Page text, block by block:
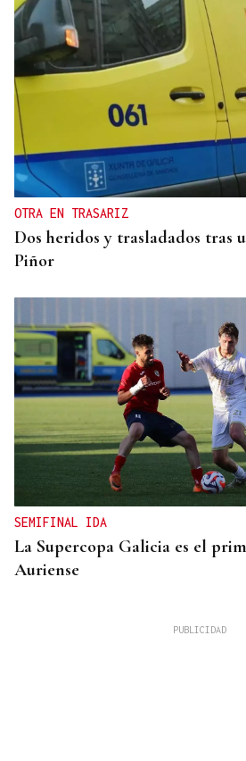
OTRA EN TRASARIZ
Dos heridos y trasladados tras
Piñor
SEMIFINAL IDA
La Supercopa Galicia es el
Auriense